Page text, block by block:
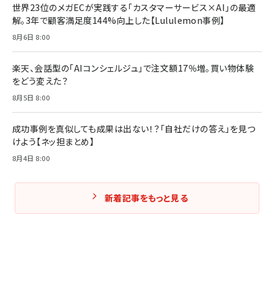
世界23位のメガECが実践する「カスタマーサービス×AI」の最適
解。3年で顧客満足度144%向上した【Lululemon事例】
8月6日 8:00
楽天、会話型の「AIコンシェルジュ」で注文額17％増。買い物体験
をどう変えた？
8月5日 8:00
成功事例を真似しても成果は出ない！？「自社だけの答え」を見つ
けよう【ネッ担まとめ】
8月4日 8:00
新着記事をもっと見る